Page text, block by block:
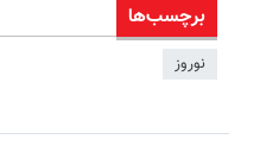
برچسب‌ها
نوروز